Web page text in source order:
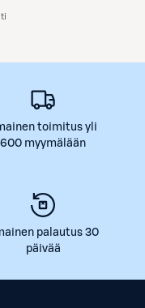
toimitus yli
600 myymälään
palautus 30
päivää